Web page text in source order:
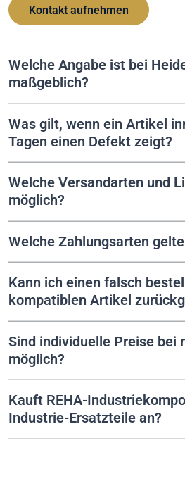
Kontakt aufnehmen
Welche Angabe ist bei
maßgeblich?
Was gilt, wenn ein Artikel
Tagen einen Defekt zeigt?
Welche Versandarten und
möglich?
Welche Zahlungsarten
Kann ich einen falsch
kompatiblen Artikel
Sind individuelle Preise bei
möglich?
Kauft REHA-
Industrie-Ersatzteile an?